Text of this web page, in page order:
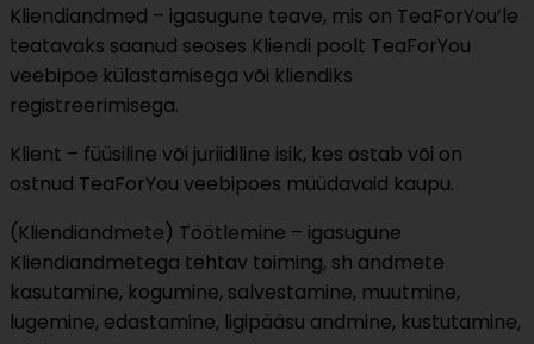
Kliendiandmed – igasugune teave, mis on TeaForYou’le
teatavaks saanud seoses Kliendi poolt TeaForYou
veebipoe külastamisega või kliendiks
registreerimisega.
Klient – füüsiline või juriidiline isik, kes ostab või on
ostnud TeaForYou veebipoes müüdavaid kaupu.
(Kliendiandmete) Töötlemine – igasugune
Kliendiandmetega tehtav toiming, sh andmete
kasutamine, kogumine, salvestamine, muutmine,
lugemine, edastamine, ligipääsu andmine, kustutamine,